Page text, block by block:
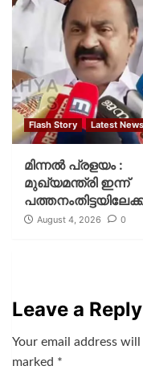
Flash Story Latest News
മിന്നല്‍ പ്രളയം :
മുഖ്യമന്ത്രി ഇന്ന്
August 4, 2026 0
Leave a Reply
Your email address
marked *